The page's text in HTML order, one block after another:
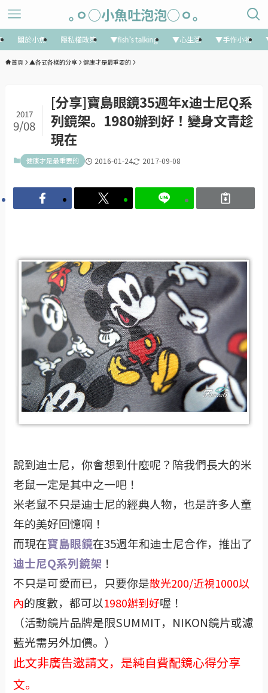
｡ㅇ○小魚吐泡泡○ㅇ｡
關於小魚 隱私權政策 ▼fish’s talking ▼心生活 ▼手作小物
首頁 ▲各式各樣的分享 健康才是最重要的
[分享]寶島眼鏡35週年x迪士尼Q系
列鏡架。1980辦到好！變身文青趁
現在
2017
9/08
健康才是最重要的 2016-01-24 2017-09-08
說到迪士尼，你會想到什麼呢？陪我們長大的米
老鼠一定是其中之一吧！
米老鼠不只是迪士尼的經典人物，也是許多人童
年的美好回憶啊！
而現在寶島眼鏡在35週年和迪士尼合作，推出了
迪士尼Q系列鏡架 ！
不只是可愛而已，只要你是散光200/近視1000以
內的度數，都可以1980辦到好喔！
（活動鏡片品牌是限SUMMIT，NIKON鏡片或濾
藍光需另外加價。）
此文非廣告邀請文，是純自費配鏡心得分享
文。